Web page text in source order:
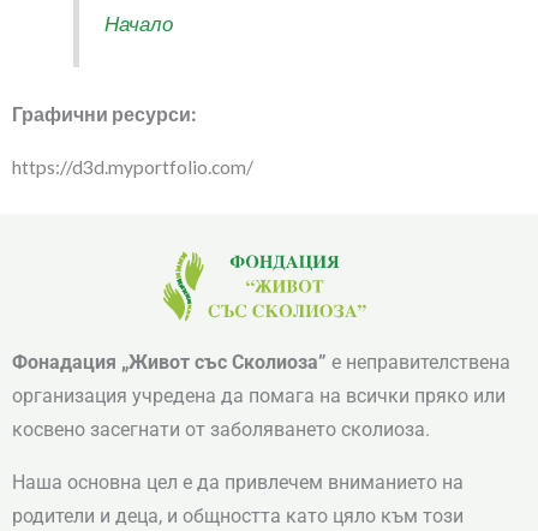
Начало
Графични ресурси:
https://d3d.myportfolio.com/
Фонадация „Живот със Сколиоза” е неправителствена
организация учредена да помага на всички пряко или
косвено засегнати от заболяването сколиоза.
Наша основна цел е да привлечем вниманието на
родители и деца, и общността като цяло към този